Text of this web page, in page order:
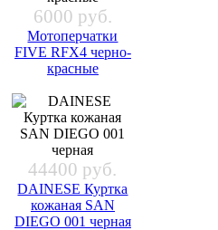
6000 руб.
Мотоперчатки
FIVE RFX4 черно-
красные
44400 руб.
DAINESE Куртка
кожаная SAN
DIEGO 001 черная